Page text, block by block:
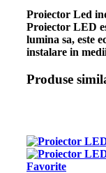
Proiector Led
Proiector LED
lumina sa, este
instalare in
Produse
Favorite